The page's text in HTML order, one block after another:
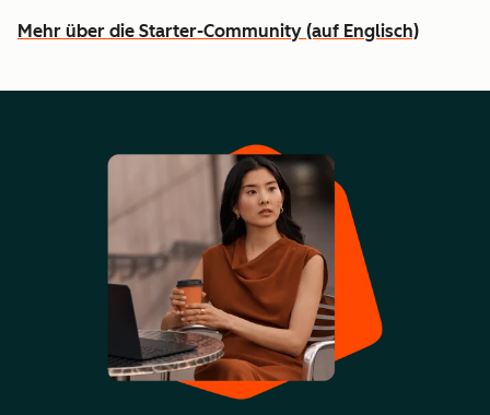
Mehr über die Starter-Community (auf Englisch)